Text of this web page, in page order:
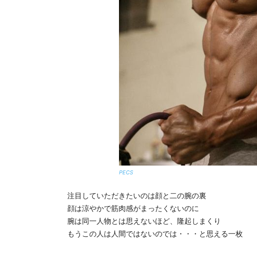
PECS
注目していただきたいのは顔と二の腕の裏
顔は涼やかで筋肉感がまったくないのに
腕は同一人物とは思えないほど、隆起しまくり
もうこの人は人間ではないのでは・・・と思える一枚